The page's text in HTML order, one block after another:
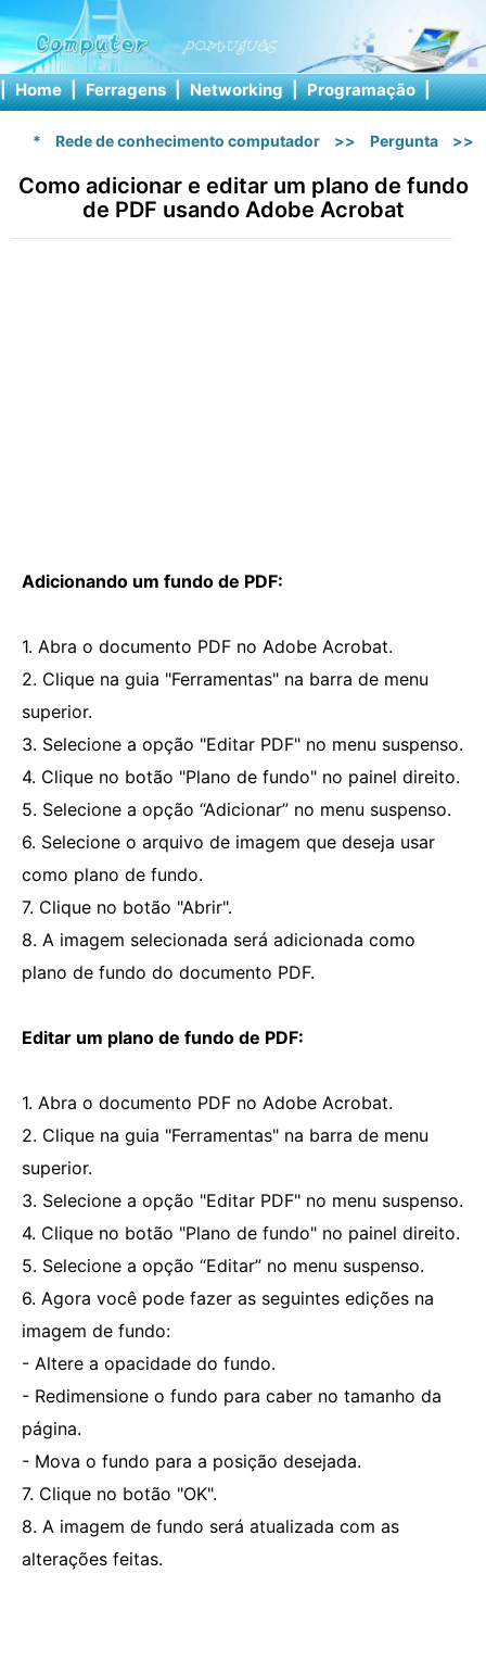
| Home | Ferragens | Networking | Programação |
* Rede de conhecimento computador >> Pergunta >>
Como adicionar e editar um plano de fundo
de PDF usando Adobe Acrobat
Adicionando um fundo de PDF:
1. Abra o documento PDF no Adobe Acrobat.
2. Clique na guia "Ferramentas" na barra de menu
superior.
3. Selecione a opção "Editar PDF" no menu suspenso.
4. Clique no botão "Plano de fundo" no painel direito.
5. Selecione a opção “Adicionar” no menu suspenso.
6. Selecione o arquivo de imagem que deseja usar
como plano de fundo.
7. Clique no botão "Abrir".
8. A imagem selecionada será adicionada como
plano de fundo do documento PDF.
Editar um plano de fundo de PDF:
1. Abra o documento PDF no Adobe Acrobat.
2. Clique na guia "Ferramentas" na barra de menu
superior.
3. Selecione a opção "Editar PDF" no menu suspenso.
4. Clique no botão "Plano de fundo" no painel direito.
5. Selecione a opção “Editar” no menu suspenso.
6. Agora você pode fazer as seguintes edições na
imagem de fundo:
- Altere a opacidade do fundo.
- Redimensione o fundo para caber no tamanho da
página.
- Mova o fundo para a posição desejada.
7. Clique no botão "OK".
8. A imagem de fundo será atualizada com as
alterações feitas.